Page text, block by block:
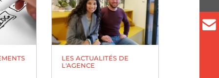
LES ACTUALITÉS DE
L'AGENCE